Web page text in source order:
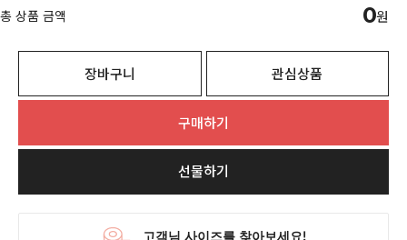
총 상품 금액 0원
장바구니 관심상품
구매하기
선물하기